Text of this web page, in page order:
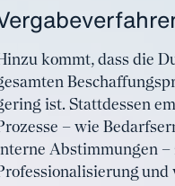
kommt, dass die
ist. Stattdessen
– wie
Abstimmungen –